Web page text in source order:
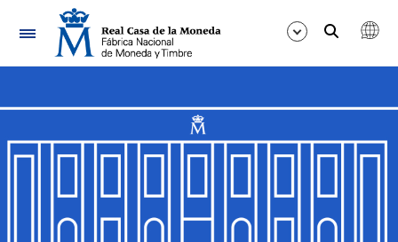
Navegación
Mostrar/Ocultar
Mostrar/Ocultar